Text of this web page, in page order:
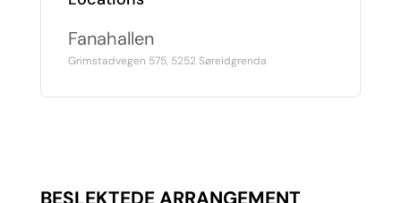
Fanahallen
Grimstadvegen 575, 5252 Søreidgrenda